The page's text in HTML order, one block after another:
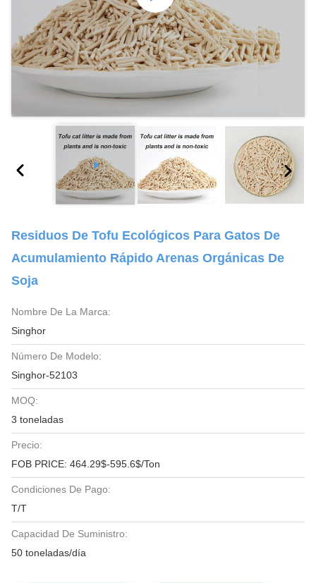
Residuos De Tofu Ecológicos Para Gatos De
Acumulamiento Rápido Arenas Orgánicas De
Soja
Nombre De La Marca:
Singhor
Número De Modelo:
Singhor-52103
MOQ:
3 toneladas
Precio:
FOB PRICE: 464.29$-595.6$/Ton
Condiciones De Pago:
T/T
Capacidad De Suministro:
50 toneladas/día